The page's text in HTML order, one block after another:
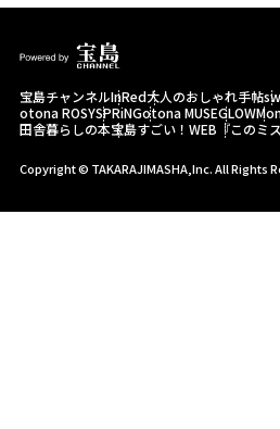
宝島チャンネルInRed大人のおしゃれ手帖
otona ROSYSPRiNGotona MUSEGLOW
田舎暮らしの本宝島すごい！WEB 『このミ
Copyright © TAKARAJIMASHA,Inc. All Rights